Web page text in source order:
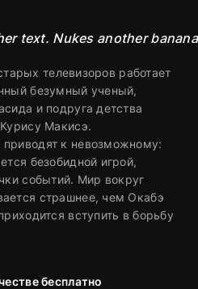
text. Nukes another
телевизоров работает
безумный ученый,
и подруга детства
Макисэ.
к невозможному:
безобидной игрой,
событий. Мир вокруг
страшнее, чем Окабэ
вступить в борьбу
бесплатно